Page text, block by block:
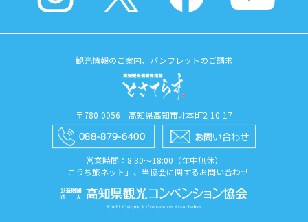
観光情報のご案内、パンフレットのご請求
〒780-0056 高知県高知市北本町2-10-17
営業時間：8:30〜18:00（年中無休）
「こうち旅ネット」、当協会に関するお問い合わせ